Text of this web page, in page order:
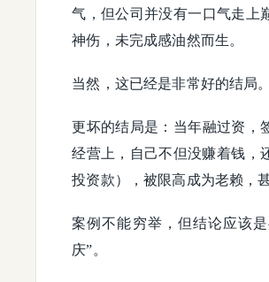
气，但公司并没有一口气走上
神伤，未完成感油然而生。
当然，这已经是非常好的结局。
更坏的结局是：当年融过资，
经营上，自己不但没赚着钱，
投资款），被限高成为老赖，
案例不能穷举，但结论应该
庆”。